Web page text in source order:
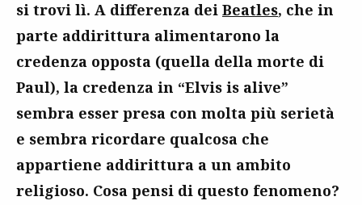
si trovi lì. A differenza dei Beatles, che in
parte addirittura alimentarono la
credenza opposta (quella della morte di
Paul), la credenza in “Elvis is alive”
sembra esser presa con molta più serietà
e sembra ricordare qualcosa che
appartiene addirittura a un ambito
religioso. Cosa pensi di questo fenomeno?